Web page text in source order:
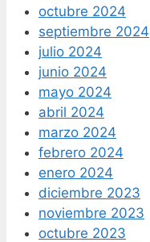
octubre 2024
septiembre 2024
julio 2024
junio 2024
mayo 2024
abril 2024
marzo 2024
febrero 2024
enero 2024
diciembre 2023
noviembre 2023
octubre 2023